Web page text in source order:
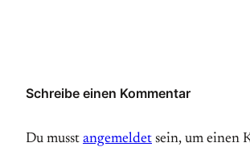
Schreibe einen Kommentar
Du musst angemeldet sein, um einen